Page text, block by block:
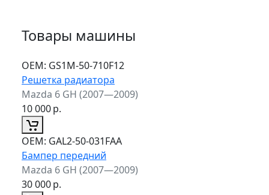
Товары машины
ОЕМ: GS1M-50-710F12
Решетка радиатора
Mazda 6 GH (2007—2009)
10 000р.
ОЕМ: GAL2-50-031FAA
Бампер передний
Mazda 6 GH (2007—2009)
30 000р.